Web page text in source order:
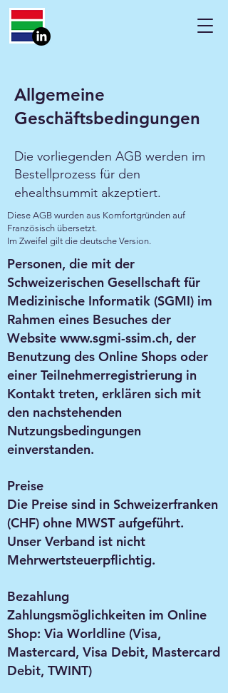
Allgemeine
Geschäftsbedingungen
Die vorliegenden AGB werden im
Bestellprozess für den
ehealthsummit akzeptiert.
Diese AGB wurden aus Komfortgründen auf
Französisch übersetzt.
Im Zweifel gilt die deutsche Version.
Personen, die mit der
Schweizerischen Gesellschaft für
Medizinische Informatik (SGMI) im
Rahmen eines Besuches der
Website www.sgmi-ssim.ch, der
Benutzung des Online Shops oder
einer Teilnehmerregistrierung in
Kontakt treten, erklären sich mit
den nachstehenden
Nutzungsbedingungen
einverstanden.
Preise
Die Preise sind in Schweizerfranken
(CHF) ohne MWST aufgeführt.
Unser Verband ist nicht
Mehrwertsteuerpflichtig.
Bezahlung
Zahlungsmöglichkeiten im Online
Shop: Via Worldline (Visa,
Mastercard, Visa Debit, Mastercard
Debit, TWINT)